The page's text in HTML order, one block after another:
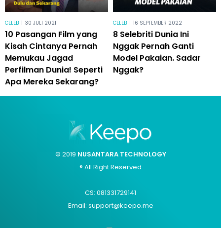
CELEB | 30 JULI 2021
10 Pasangan Film yang
Kisah Cintanya Pernah
Memukau Jagad
Perfilman Dunia! Seperti
Apa Mereka Sekarang?
CELEB | 16 SEPTEMBER 2022
8 Selebriti Dunia Ini
Nggak Pernah Ganti
Model Pakaian. Sadar
Nggak?
© 2019 NUSANTARA TECHNOLOGY
® All Right Reserved
CS: 081331729141
Email: support@keepo.me